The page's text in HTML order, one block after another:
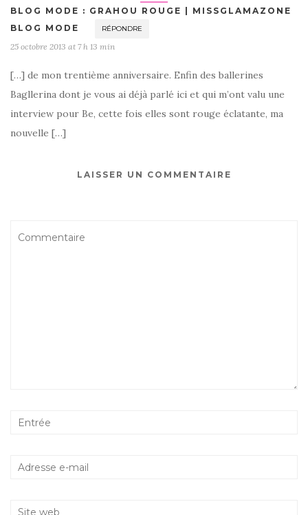
BLOG MODE : GRAHOU ROUGE | MISSGLAMAZONE
BLOG MODE
RÉPONDRE
25 octobre 2013 at 7 h 13 min
[…] de mon trentième anniversaire. Enfin des ballerines
Bagllerina dont je vous ai déjà parlé ici et qui m’ont valu une
interview pour Be, cette fois elles sont rouge éclatante, ma
nouvelle […]
LAISSER UN COMMENTAIRE